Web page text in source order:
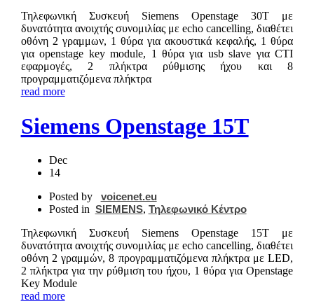
Τηλεφωνική Συσκευή Siemens Openstage 30T με
δυνατότητα ανοιχτής συνομιλίας με echo cancelling, διαθέτει
οθόνη 2 γραμμων, 1 θύρα για ακουστικά κεφαλής, 1 θύρα
για openstage key module, 1 θύρα για usb slave για CTI
εφαρμογές, 2 πλήκτρα ρύθμισης ήχου και 8
προγραμματιζόμενα πλήκτρα
read more
Siemens Openstage 15T
Dec
14
Posted by
voicenet.eu
Posted in SIEMENS, Τηλεφωνικό Κέντρο
Τηλεφωνική Συσκευή Siemens Openstage 15T με
δυνατότητα ανοιχτής συνομιλίας με echo cancelling, διαθέτει
οθόνη 2 γραμμών, 8 προγραμματιζόμενα πλήκτρα με LED,
2 πλήκτρα για την ρύθμιση του ήχου, 1 θύρα για Openstage
Key Module
read more